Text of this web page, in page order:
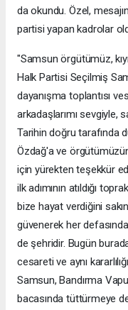
da okundu. Özel,
partisi yapan kadrolar
"Samsun örgütümüz,
Halk Partisi Seçilmiş
dayanışma toplantısı
arkadaşlarımı sevgiyle,
Tarihin doğru tarafında
Özdağ'a ve
için yürekten teşekkür
ilk adımının atıldığı
bize hayat verdiğini
güvenerek her
de şehridir. Bugün
cesareti ve aynı
Samsun, Bandırma
bacasında tüttürmeye